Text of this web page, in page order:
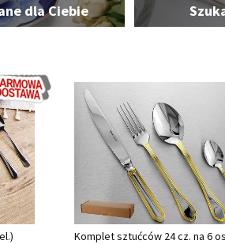
dla Ciebie
Komplet sztućców 24 cz. na 6